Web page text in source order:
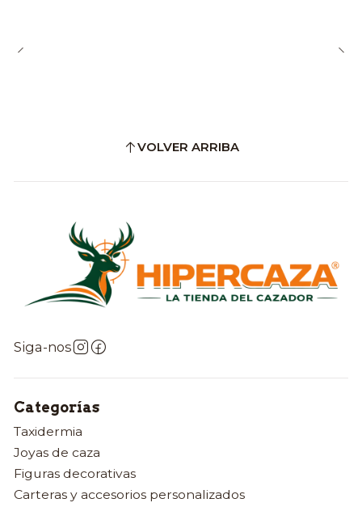
VOLVER ARRIBA
Siga-nos
Categorías
Taxidermia
Joyas de caza
Figuras decorativas
Carteras y accesorios personalizados